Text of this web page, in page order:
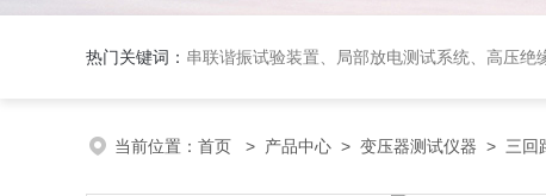
热门关键词： 串联谐振试验装置、局部放电测试系统、高压
当前位置： 首页 > 产品中心 > 变压器测试仪器 > 三回